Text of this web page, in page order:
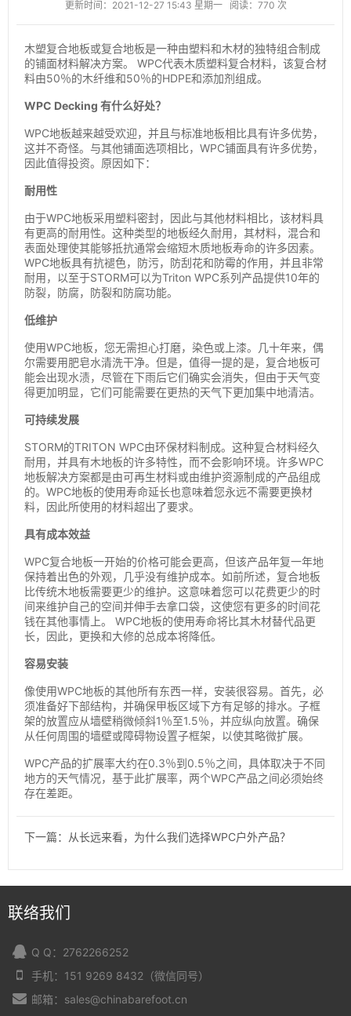
更新时间：2021-12-27 15:43 星期一 阅读：770 次
木塑复合地板或复合地板是一种由塑料和木材的独特组合制成
的铺面材料解决方案。 WPC代表木质塑料复合材料，该复合材
料由50％的木纤维和50％的HDPE和添加剂组成。
WPC Decking 有什么好处？
WPC地板越来越受欢迎，并且与标准地板相比具有许多优势，
这并不奇怪。与其他铺面选项相比，WPC铺面具有许多优势，
因此值得投资。原因如下：
耐用性
由于WPC地板采用塑料密封，因此与其他材料相比，该材料具
有更高的耐用性。这种类型的地板经久耐用，其材料，混合和
表面处理使其能够抵抗通常会缩短木质地板寿命的许多因素。
WPC地板具有抗褪色，防污，防刮花和防霉的作用，并且非常
耐用，以至于STORM可以为Triton WPC系列产品提供10年的
防裂，防腐，防裂和防腐功能。
低维护
使用WPC地板，您无需担心打磨，染色或上漆。几十年来，偶
尔需要用肥皂水清洗干净。但是，值得一提的是，复合地板可
能会出现水渍，尽管在下雨后它们确实会消失，但由于天气变
得更加明显，它们可能需要在更热的天气下更加集中地清洁。
可持续发展
STORM的TRITON WPC由环保材料制成。这种复合材料经久
耐用，并具有木地板的许多特性，而不会影响环境。许多WPC
地板解决方案都是由可再生材料或由维护资源制成的产品组成
的。WPC地板的使用寿命延长也意味着您永远不需要更换材
料，因此所使用的材料超出了要求。
具有成本效益
WPC复合地板一开始的价格可能会更高，但该产品年复一年地
保持着出色的外观，几乎没有维护成本。如前所述，复合地板
比传统木地板需要更少的维护。这意味着您可以花费更少的时
间来维护自己的空间并伸手去拿口袋，这使您有更多的时间花
钱在其他事情上。 WPC地板的使用寿命将比其木材替代品更
长，因此，更换和大修的总成本将降低。
容易安装
像使用WPC地板的其他所有东西一样，安装很容易。首先，必
须准备好下部结构，并确保甲板区域下方有足够的排水。子框
架的放置应从墙壁稍微倾斜1％至1.5％，并应纵向放置。确保
从任何周围的墙壁或障碍物设置子框架，以使其略微扩展。
WPC产品的扩展率大约在0.3％到0.5％之间，具体取决于不同
地方的天气情况，基于此扩展率，两个WPC产品之间必须始终
存在差距。
下一篇：从长远来看，为什么我们选择WPC户外产品？
联络我们
Q Q：2762266252
手机：151 9269 8432（微信同号）
邮箱：sales@chinabarefoot.cn